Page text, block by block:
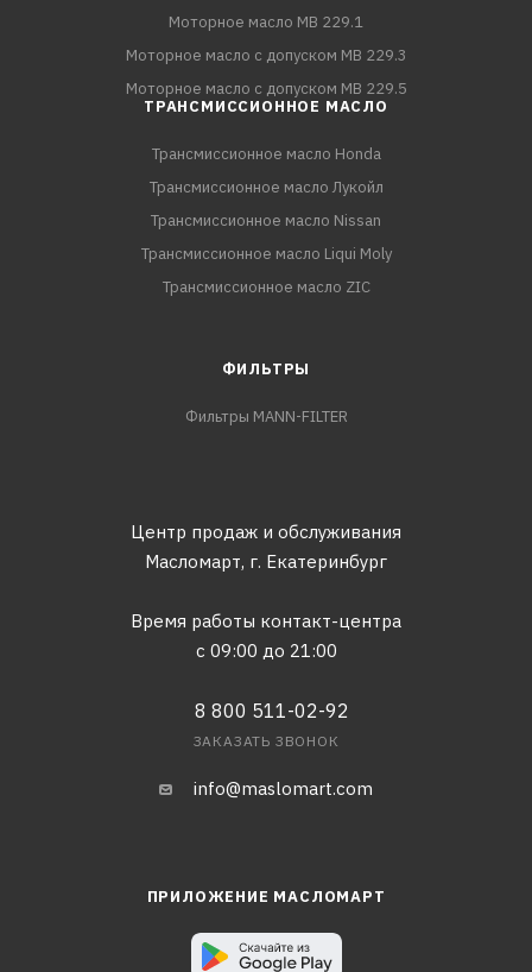
Моторное масло MB 229.1
Моторное масло с допуском MB 229.3
Моторное масло с допуском MB 229.5
ТРАНСМИССИОННОЕ МАСЛО
Трансмиссионное масло Honda
Трансмиссионное масло Лукойл
Трансмиссионное масло Nissan
Трансмиссионное масло Liqui Moly
Трансмиссионное масло ZIC
ФИЛЬТРЫ
Фильтры MANN-FILTER
Центр продаж и обслуживания
Масломарт, г. Екатеринбург
Время работы контакт-центра
с 09:00 до 21:00
8 800 511-02-92
ЗАКАЗАТЬ ЗВОНОК
info@maslomart.com
ПРИЛОЖЕНИЕ МАСЛОМАРТ